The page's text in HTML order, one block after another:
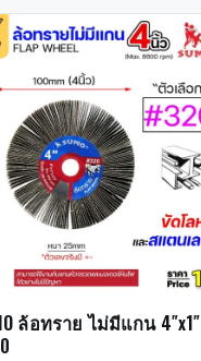
ล้อทราย ไม่มีแกน 4″x1″